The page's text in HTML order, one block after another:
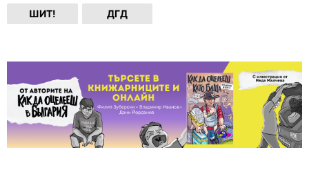
ШИТ! ДГД